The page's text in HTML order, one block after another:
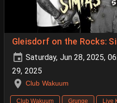
Gleisdorf on the Rocks:
Saturday, Jun 28, 2025,
29, 2025
Club Wakuum
Club Wakuum Grunge Live